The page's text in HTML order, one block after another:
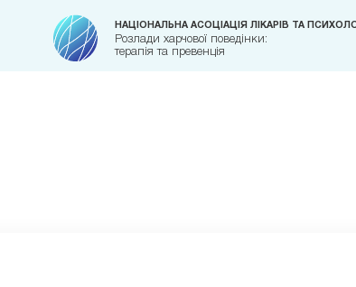
НАЦІОНАЛЬНА АСОЦІАЦІЯ ЛІКАРІВ ТА
Розлади харчової поведінки:
терапія та превенція